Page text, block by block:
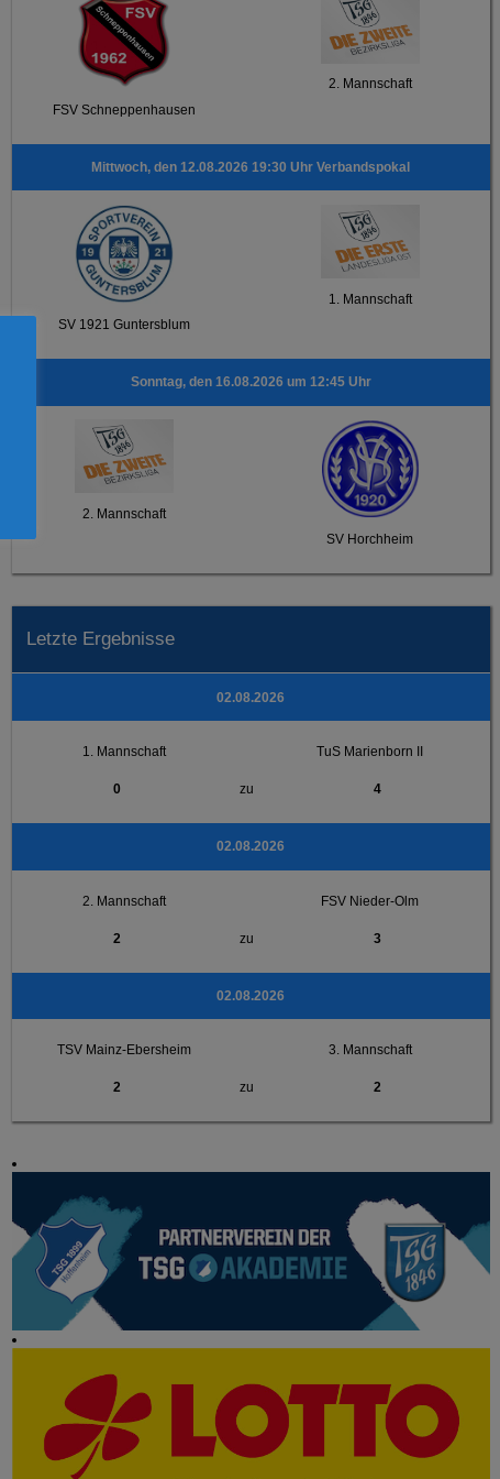
FSV Schneppenhausen
2. Mannschaft
Mittwoch, den 12.08.2026 19:30 Uhr Verbandspokal
SV 1921 Guntersblum
1. Mannschaft
Sonntag, den 16.08.2026 um 12:45 Uhr
2. Mannschaft
SV Horchheim
Letzte Ergebnisse
02.08.2026
1. Mannschaft TuS Marienborn II
0 zu 4
02.08.2026
2. Mannschaft FSV Nieder-Olm
2 zu 3
02.08.2026
TSV Mainz-Ebersheim 3. Mannschaft
2 zu 2